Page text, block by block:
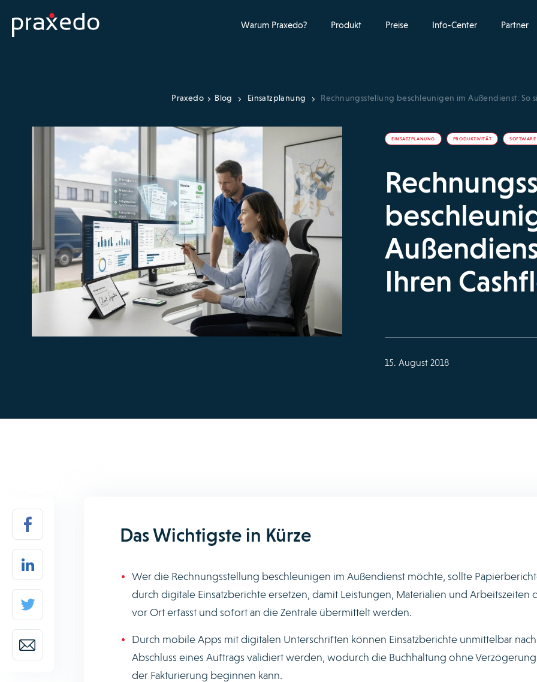
Warum Praxedo? Produkt Preise Info-Center Partner
Praxedo Blog Einsatzplanung Rechnungsstellung beschleunigen im Außendienst: So
EINSATZPLANUNG PRODUKTIVITÄT SOFTWARE
Ihren
15. August 2018
Das Wichtigste in Kürze
Wer die Rechnungsstellung beschleunigen im Außendienst möchte, sollte
durch digitale Einsatzberichte ersetzen, damit Leistungen, Materialien und Arbeitszeiten
vor Ort erfasst und sofort an die Zentrale übermittelt werden.
Durch mobile Apps mit digitalen Unterschriften können Einsatzberichte unmittelbar nach
Abschluss eines Auftrags validiert werden, wodurch die Buchhaltung ohne
der Fakturierung beginnen kann.